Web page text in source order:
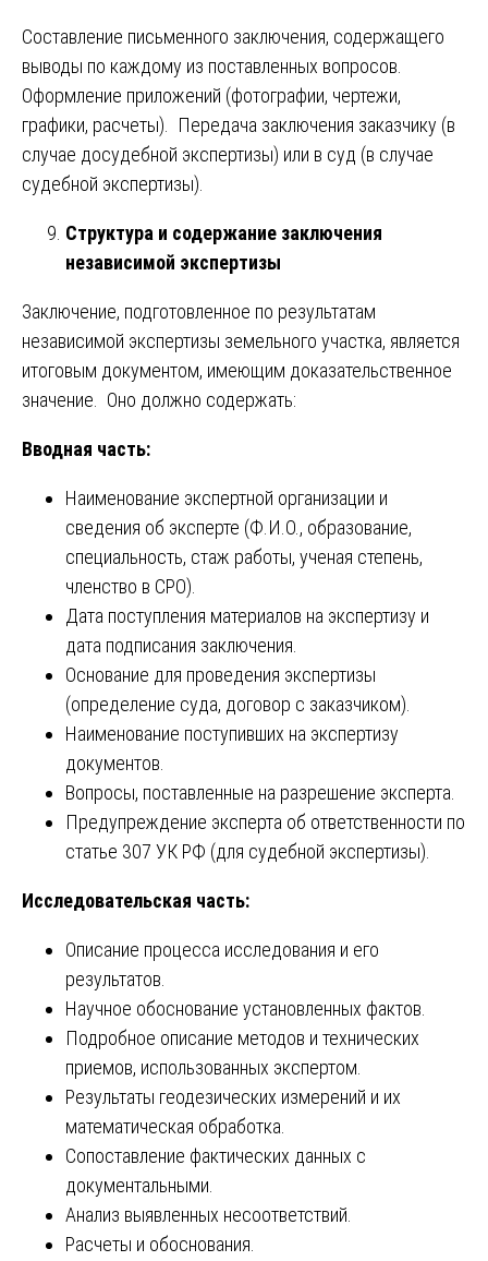
Составление письменного заключения, содержащего
выводы по каждому из поставленных вопросов.
Оформление приложений (фотографии, чертежи,
графики, расчеты). Передача заключения заказчику (в
случае досудебной экспертизы) или в суд (в случае
судебной экспертизы).
Структура и содержание заключения
независимой экспертизы
Заключение, подготовленное по результатам
независимой экспертизы земельного участка, является
итоговым документом, имеющим доказательственное
значение. Оно должно содержать:
Вводная часть:
Наименование экспертной организации и
сведения об эксперте (Ф.И.О., образование,
специальность, стаж работы, ученая степень,
членство в СРО).
Дата поступления материалов на экспертизу и
дата подписания заключения.
Основание для проведения экспертизы
(определение суда, договор с заказчиком).
Наименование поступивших на экспертизу
документов.
Вопросы, поставленные на разрешение эксперта.
Предупреждение эксперта об ответственности по
статье 307 УК РФ (для судебной экспертизы).
Исследовательская часть:
Описание процесса исследования и его
результатов.
Научное обоснование установленных фактов.
Подробное описание методов и технических
приемов, использованных экспертом.
Результаты геодезических измерений и их
математическая обработка.
Сопоставление фактических данных с
документальными.
Анализ выявленных несоответствий.
Расчеты и обоснования.